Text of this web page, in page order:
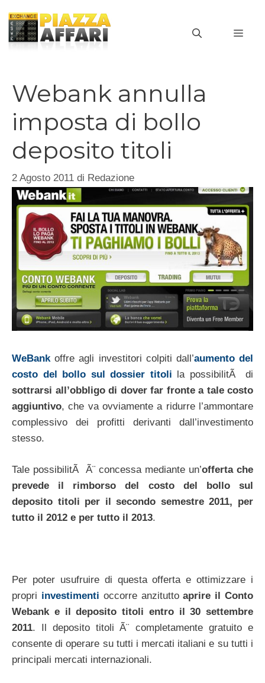
contenuto
Webank annulla
imposta di bollo
deposito titoli
2 Agosto 2011 di Redazione
WeBankoffre agli investitori colpiti dall’aumento del
costo del bollo sul dossier titoli la possibilitÃ di
sottrarsi all’obbligo di dover far fronte a tale costo
aggiuntivo, che va ovviamente a ridurre l’ammontare
complessivo dei profitti derivanti dall’investimento
stesso.
Tale possibilitÃ Ã¨ concessa mediante un’offerta che
prevede il rimborso del costo del bollo sul
deposito titoli per il secondo semestre 2011, per
tutto il 2012 e per tutto il 2013.
Per poter usufruire di questa offerta e ottimizzare i
propri investimenti occorre anzituttoaprire il Conto
Webank e il deposito titoli entro il 30 settembre
2011. Il deposito titoli Ã¨ completamente gratuito e
consente di operare su tutti i mercati italiani e su tutti i
principali mercati internazionali.